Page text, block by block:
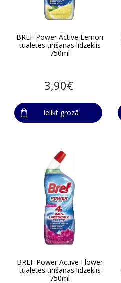
BREF Power Active Lemon
tualetes tīrīšanas līdzeklis
750ml
3,90€
Ielikt grozā
BREF Power Active Flower
tualetes tīrīšanas līdzeklis
750ml